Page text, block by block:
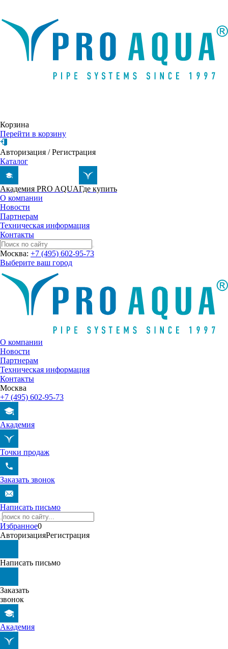
Корзина
Перейти в корзину
Авторизация /Регистрация
Каталог
Академия PRO AQUAГде купить
О компании
Новости
Партнерам
Техническая информация
Контакты
Москва: +7 (495) 602-95-73
Выберите ваш город
О компании
Новости
Партнерам
Техническая информация
Контакты
Москва
+7 (495) 602-95-73
Академия
Точки продаж
Заказать звонок
Написать письмо
Избранное0
АвторизацияРегистрация
Написать письмо
Заказать
звонок
Академия